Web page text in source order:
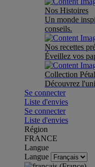
Nos Histoires
Un monde
conseils.
Nos recettes
Éveillez vos
Collection
Découvrez
Se connecter
Liste d'envies
Se connecter
Liste d'envies
Région
FRANCE
Langue
Langue